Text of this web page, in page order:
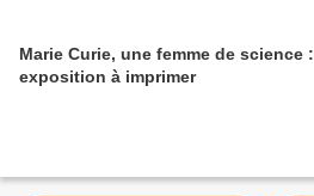
Marie Curie, une femme de science :
exposition à imprimer